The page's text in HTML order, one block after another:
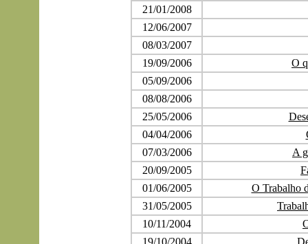
21/01/2008
12/06/2007
08/03/2007
19/09/2006
O
05/09/2006
08/08/2006
25/05/2006
04/04/2006
07/03/2006
A
20/09/2005
01/06/2005
O Trabalho
31/05/2005
10/11/2004
19/10/2004